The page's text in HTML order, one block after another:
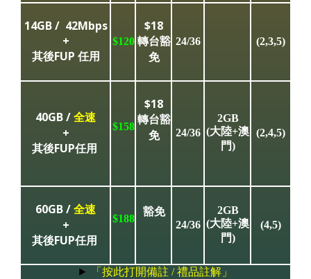
14GB / 42Mbps
+
其後FUP 任用
$120
$18
轉台豁
免
24/36 (2,3,5)
40GB /全速
+
其後FUP任用
$158
$18
轉台豁
免
24/36
2GB
(大陸+澳
門)
(2,4,5)
60GB /全速
+
其後FUP任用
$188 豁免
24/36
2GB
(大陸+澳
門)
(4,5)
「按此打開備註 / 禮品註解」